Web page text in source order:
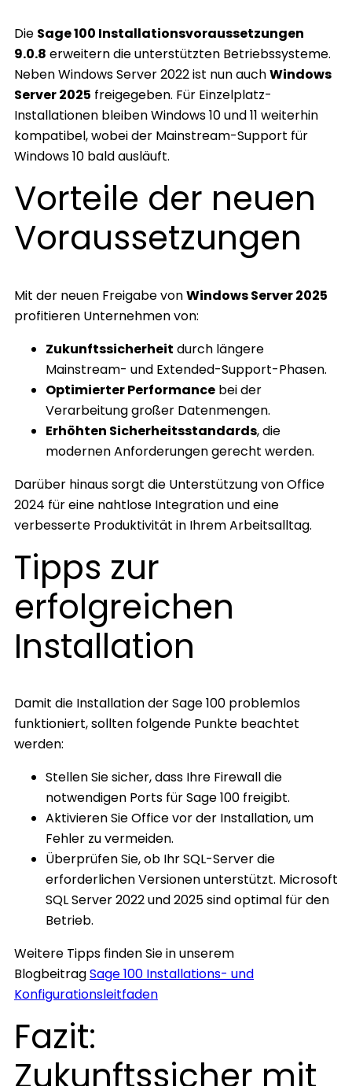
Die Sage 100 Installationsvoraussetzungen
9.0.8 erweitern die unterstützten Betriebssysteme.
Neben Windows Server 2022 ist nun auchWindows
Server 2025 freigegeben. Für Einzelplatz-
Installationen bleiben Windows 10 und 11 weiterhin
kompatibel, wobei der Mainstream-Support für
Windows 10 bald ausläuft.
Vorteile der neuen
Voraussetzungen
Mit der neuen Freigabe vonWindows Server 2025
profitieren Unternehmen von:
Zukunftssicherheit durch längere
Mainstream- und Extended-Support-Phasen.
Optimierter Performance bei der
Verarbeitung großer Datenmengen.
Erhöhten Sicherheitsstandards, die
modernen Anforderungen gerecht werden.
Darüber hinaus sorgt die Unterstützung von Office
2024 für eine nahtlose Integration und eine
verbesserte Produktivität in Ihrem Arbeitsalltag.
Tipps zur
erfolgreichen
Installation
Damit die Installation der Sage 100 problemlos
funktioniert, sollten folgende Punkte beachtet
werden:
Stellen Sie sicher, dass Ihre Firewall die
notwendigen Ports für Sage 100 freigibt.
Aktivieren Sie Office vor der Installation, um
Fehler zu vermeiden.
Überprüfen Sie, ob Ihr SQL-Server die
erforderlichen Versionen unterstützt. Microsoft
SQL Server 2022 und 2025 sind optimal für den
Betrieb.
Weitere Tipps finden Sie in unserem
BlogbeitragSage 100 Installations- und
Konfigurationsleitfaden
Fazit:
Zukunftssicher mit